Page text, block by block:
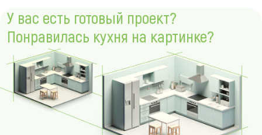
У вас есть готовый проект?
Понравилась кухня на картинке?